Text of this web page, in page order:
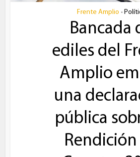
Frente Amplio •
Bancada
ediles del
Amplio
una
pública
Rendición